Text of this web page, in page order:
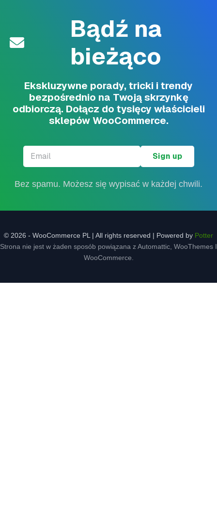
Bądź na
bieżąco
Ekskluzywne porady, tricki i trendy
bezpośrednio na Twoją skrzynkę
odbiorczą. Dołącz do tysięcy właścicieli
sklepów WooCommerce.
Email*
Bez spamu. Możesz się wypisać w każdej chwili.
© 2026 - WooCommerce PL | All rights reserved | Powered by Potter
Strona nie jest w żaden sposób powiązana z Automattic, WooThemes I
WooCommerce.